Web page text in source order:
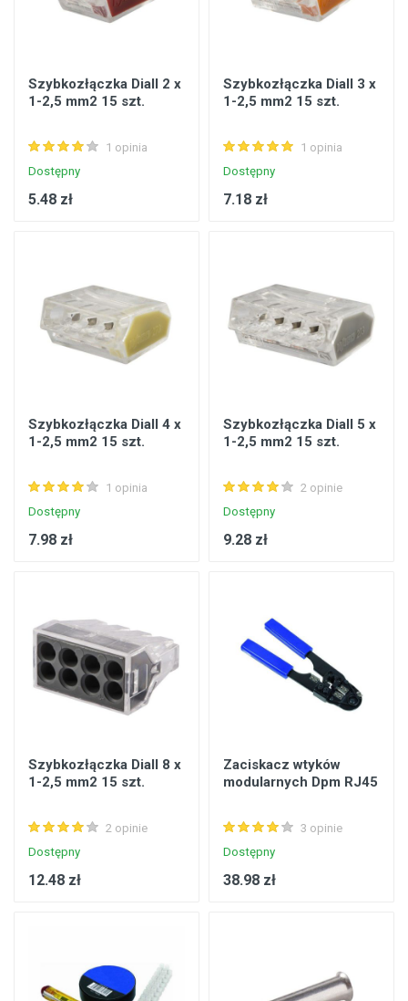
Szybkozłączka Diall 2 x
1-2,5 mm2 15 szt.
1 opinia
Dostępny
5.48 zł
Szybkozłączka Diall 3 x
1-2,5 mm2 15 szt.
1 opinia
Dostępny
7.18 zł
Szybkozłączka Diall 4 x
1-2,5 mm2 15 szt.
1 opinia
Dostępny
7.98 zł
Szybkozłączka Diall 5 x
1-2,5 mm2 15 szt.
2 opinie
Dostępny
9.28 zł
Szybkozłączka Diall 8 x
1-2,5 mm2 15 szt.
2 opinie
Dostępny
12.48 zł
Zaciskacz wtyków
modularnych Dpm RJ45
3 opinie
Dostępny
38.98 zł